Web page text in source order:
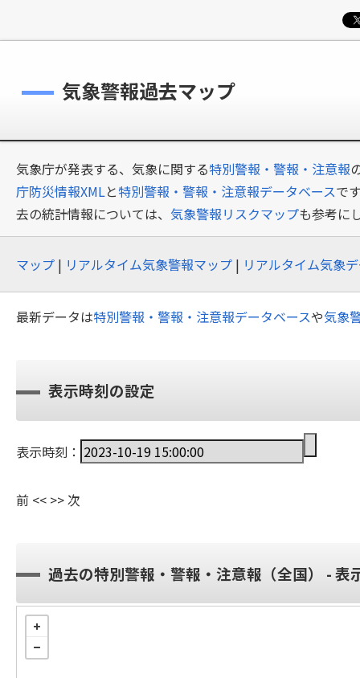
気象警報過去マップ
気象庁が発表する、気象に関する特別警報・警報・注意報
庁防災情報XMLと特別警報・警報・注意報データベースで
去の統計情報については、 気象警報リスクマップも参考に
マップ | リアルタイム気象警報マップ | リアルタイム気象
最新データは特別警報・警報・注意報データベースや気象
表示時刻の設定
表示時刻：
前 << >>次
過去の特別警報・警報・注意報（全国） - 表